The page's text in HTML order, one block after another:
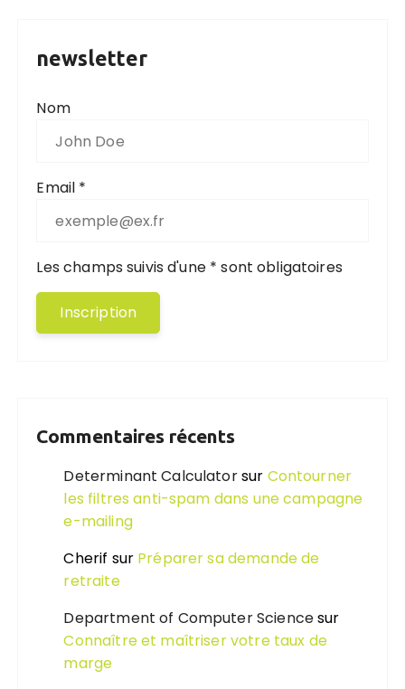
newsletter
Nom
Email *
Les champs suivis d'une * sont obligatoires
Commentaires récents
Determinant Calculatorsur Contourner
les filtres anti-spam dans une campagne
e-mailing
Cherif sur Préparer sa demande de
retraite
Department of Computer Sciencesur
Connaître et maîtriser votre taux de
marge